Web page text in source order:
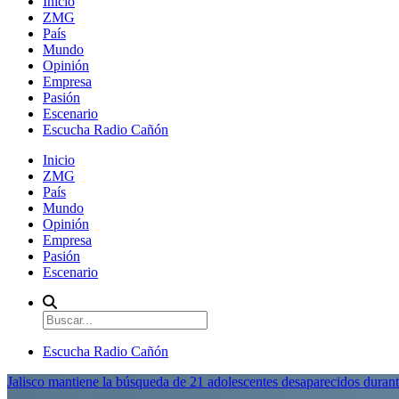
ZMG
País
Mundo
Opinión
Empresa
Pasión
Escenario
Escucha Radio Cañón
Inicio
ZMG
País
Mundo
Opinión
Empresa
Pasión
Escenario
Escucha Radio Cañón
Jalisco mantiene la búsqueda de 21 adolescentes desaparecidos